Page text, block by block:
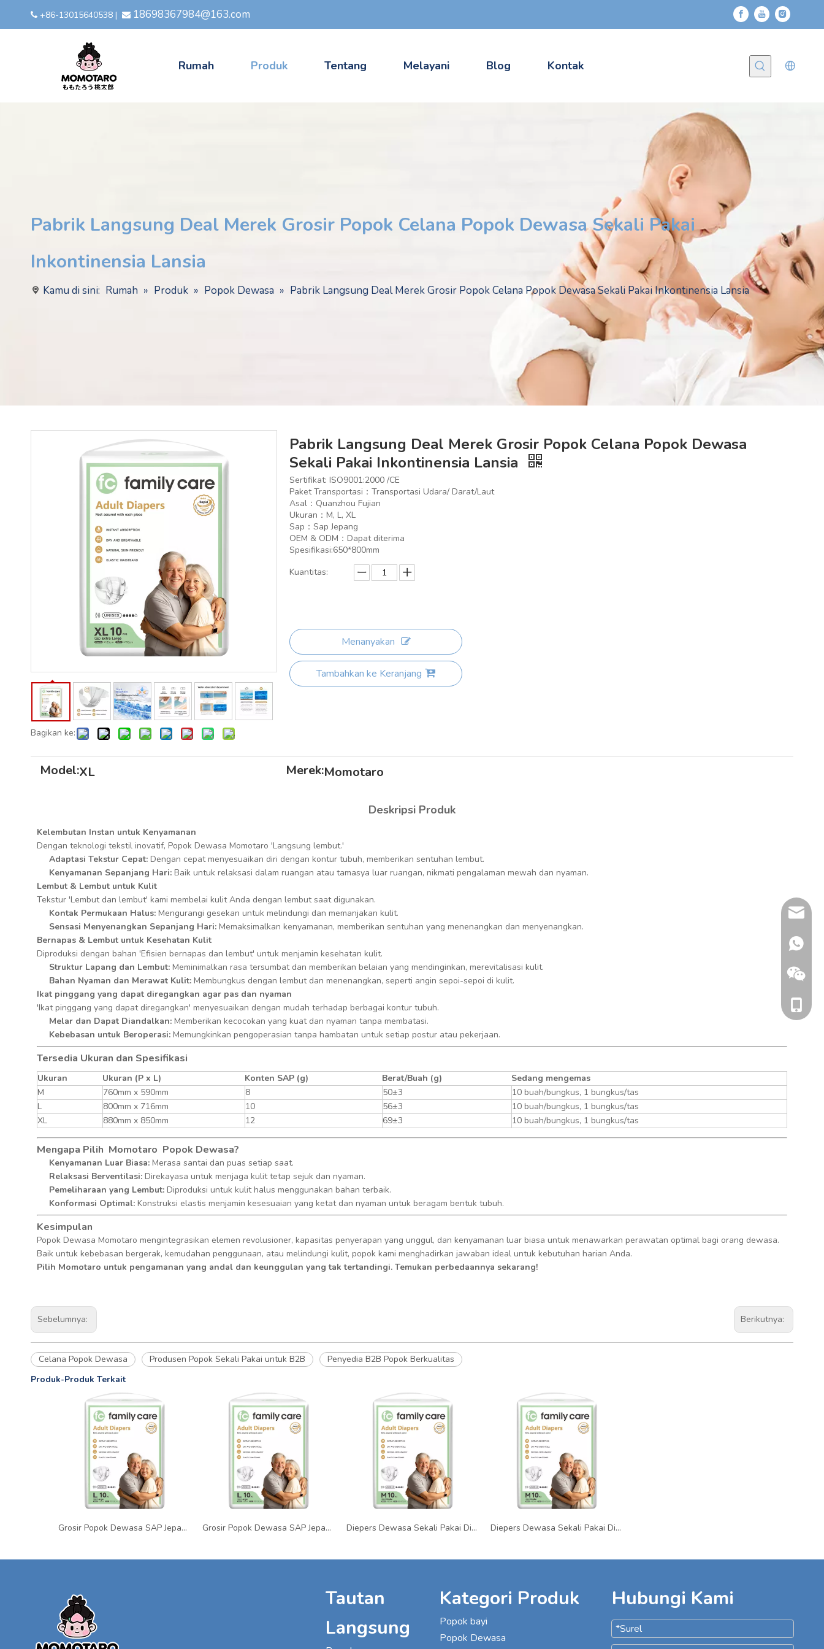
 +86-13015640538 |  18698367984@163.com
Rumah Produk Tentang Melayani Blog Kontak
Pabrik Langsung Deal Merek Grosir Popok Celana Popok Dewasa Sekali Pakai
Inkontinensia Lansia
Kamu di sini: Rumah » Produk » Popok Dewasa » Pabrik Langsung Deal Merek Grosir Popok Celana Popok Dewasa Sekali Pakai Inkontinensia Lansia
Bagikan ke:
Pabrik Langsung Deal Merek Grosir Popok Celana Popok Dewasa
Sekali Pakai Inkontinensia Lansia
Sertifikat: ISO9001:2000 /CE
Paket Transportasi：Transportasi Udara/ Darat/Laut
Asal：Quanzhou Fujian
Ukuran：M, L, XL
Sap：Sap Jepang
OEM & ODM：Dapat diterima
Spesifikasi:650*800mm
Kuantitas:
Menanyakan
Tambahkan ke Keranjang
Model:XL Merek:Momotaro
Deskripsi Produk
Kelembutan Instan untuk Kenyamanan
Dengan teknologi tekstil inovatif, Popok Dewasa Momotaro 'Langsung lembut.'
Adaptasi Tekstur Cepat: Dengan cepat menyesuaikan diri dengan kontur tubuh, memberikan sentuhan lembut.
Kenyamanan Sepanjang Hari: Baik untuk relaksasi dalam ruangan atau tamasya luar ruangan, nikmati pengalaman mewah dan nyaman.
Lembut & Lembut untuk Kulit
Tekstur 'Lembut dan lembut' kami membelai kulit Anda dengan lembut saat digunakan.
Kontak Permukaan Halus: Mengurangi gesekan untuk melindungi dan memanjakan kulit.
Sensasi Menyenangkan Sepanjang Hari: Memaksimalkan kenyamanan, memberikan sentuhan yang menenangkan dan menyenangkan.
Bernapas & Lembut untuk Kesehatan Kulit
Diproduksi dengan bahan 'Efisien bernapas dan lembut' untuk menjamin kesehatan kulit.
Struktur Lapang dan Lembut: Meminimalkan rasa tersumbat dan memberikan belaian yang mendinginkan, merevitalisasi kulit.
Bahan Nyaman dan Merawat Kulit: Membungkus dengan lembut dan menenangkan, seperti angin sepoi-sepoi di kulit.
Ikat pinggang yang dapat diregangkan agar pas dan nyaman
'Ikat pinggang yang dapat diregangkan' menyesuaikan dengan mudah terhadap berbagai kontur tubuh.
Melar dan Dapat Diandalkan: Memberikan kecocokan yang kuat dan nyaman tanpa membatasi.
Kebebasan untuk Beroperasi: Memungkinkan pengoperasian tanpa hambatan untuk setiap postur atau pekerjaan.
Tersedia Ukuran dan Spesifikasi
Ukuran Ukuran (P x L) Konten SAP (g) Berat/Buah (g)
Sedang mengemas
M
760mm x 590mm 8 50±3
10 buah/bungkus, 1 bungkus/tas
L
800mm x 716mm 10 56±3
10 buah/bungkus, 1 bungkus/tas
XL
880mm x 850mm 12 69±3 10 buah/bungkus, 1 bungkus/tas
Mengapa Pilih Momotaro Popok Dewasa?
Kenyamanan Luar Biasa: Merasa santai dan puas setiap saat.
Relaksasi Berventilasi: Direkayasa untuk menjaga kulit tetap sejuk dan nyaman.
Pemeliharaan yang Lembut: Diproduksi untuk kulit halus menggunakan bahan terbaik.
Konformasi Optimal: Konstruksi elastis menjamin kesesuaian yang ketat dan nyaman untuk beragam bentuk tubuh.
Kesimpulan
Popok Dewasa Momotaro mengintegrasikan elemen revolusioner, kapasitas penyerapan yang unggul, dan kenyamanan luar biasa untuk menawarkan perawatan optimal bagi orang dewasa.
Baik untuk kebebasan bergerak, kemudahan penggunaan, atau melindungi kulit, popok kami menghadirkan jawaban ideal untuk kebutuhan harian Anda.
Pilih Momotaro untuk pengamanan yang andal dan keunggulan yang tak tertandingi. Temukan perbedaannya sekarang!
Sebelumnya: Berikutnya:
Celana Popok Dewasa Produsen Popok Sekali Pakai untuk B2B
Penyedia B2B Popok Berkualitas
Produk-Produk Terkait
Grosir Popok Dewasa SAP Jepang Anti Bocor Bernapas untuk Perawatan Lansia Grosir Popok Dewasa SAP Jepang Anti Bocor Bernapas untuk Perawatan Lansia Diepers Dewasa Sekali Pakai Dippers Private Label Dipers Celana Popok Grosir Popok Bayi Diepers Dewasa Sekali Pakai Dippers Private Label Dipers Celana Popok Grosir Popok Bayi
+86
+86
Tautan
Langsung
Kategori Produk
Popok bayi
Popok Dewasa
Hubungi Kami